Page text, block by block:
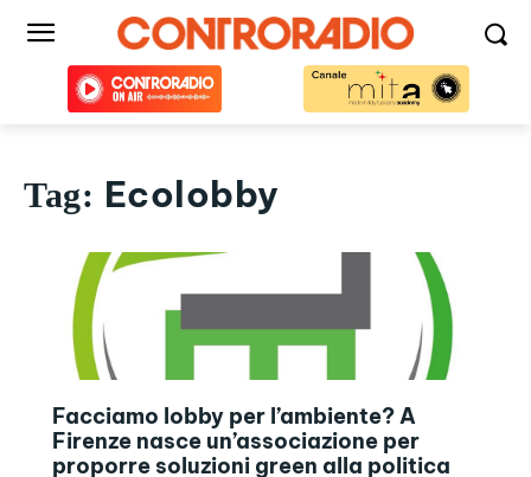
Tag: Ecolobby
Facciamo lobby per l’ambiente? A
Firenze nasce un’associazione per
proporre soluzioni green alla politica